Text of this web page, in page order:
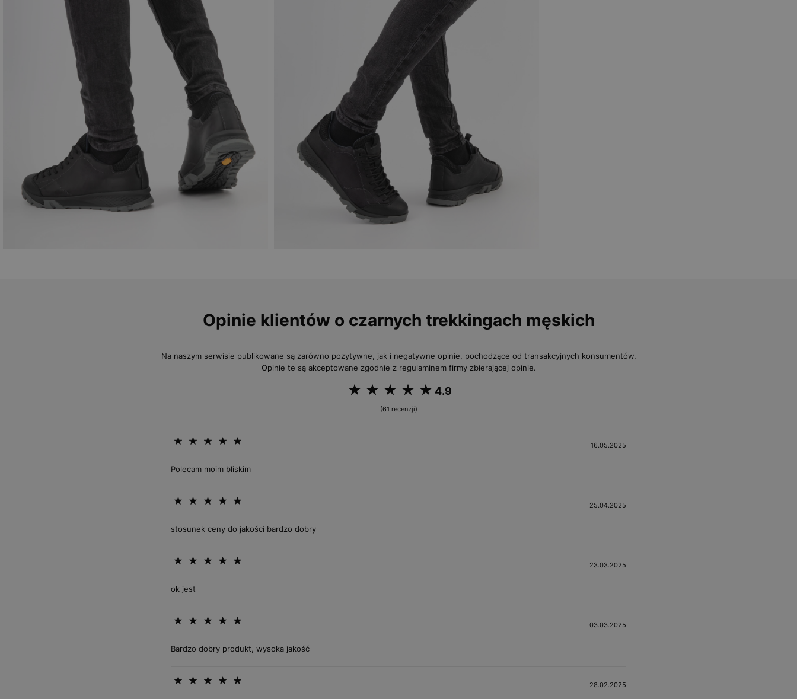
Opinie klientów o czarnych trekkingach męskich
Na naszym serwisie publikowane są zarówno pozytywne, jak i negatywne opinie, pochodzące od transakcyjnych konsumentów.
Opinie te są akceptowane zgodnie z regulaminem firmy zbierającej opinie.
4.9
(61 recenzji)
16.05.2025
Polecam moim bliskim
25.04.2025
stosunek ceny do jakości bardzo dobry
23.03.2025
ok jest
03.03.2025
Bardzo dobry produkt, wysoka jakość
28.02.2025